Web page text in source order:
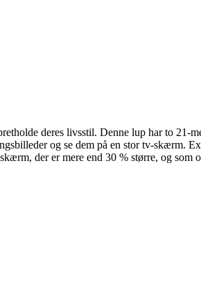
deres livsstil. Denne lup har to 21-
og se dem på en stor tv-skærm.
der er mere end 30 % større, og